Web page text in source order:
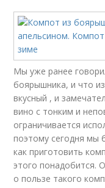
Мы уже ранее
боярышника, и что
вкусный , и
вино с тонким и
ограничивается
поэтому сегодня мы
как приготовить
этого понадобится.
о пользе такого